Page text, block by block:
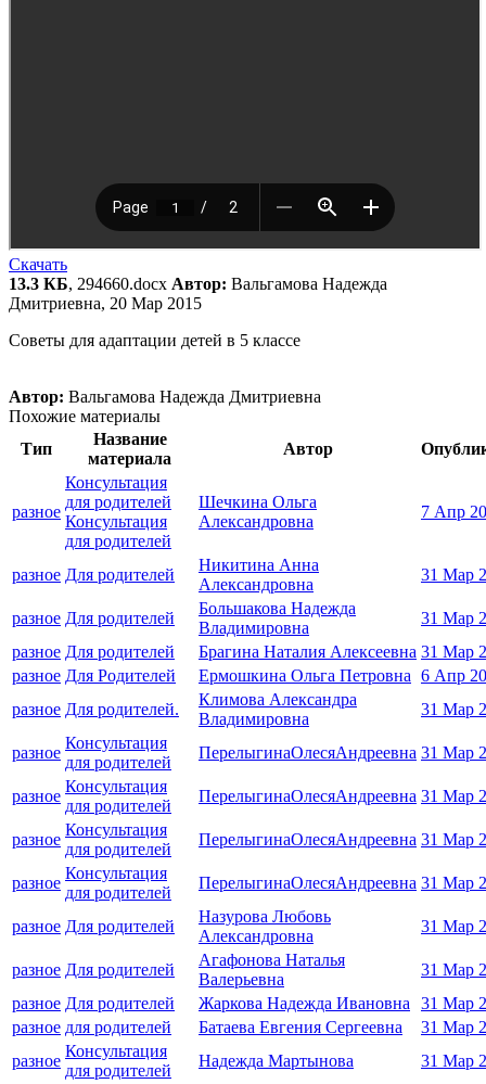
Скачать
13.3 КБ, 294660.docx Автор: Вальгамова Надежда
Дмитриевна, 20 Мар 2015
Советы для адаптации детей в 5 классе
Автор: Вальгамова Надежда Дмитриевна
Похожие материалы
Тип
Название
материала
Автор
разное
Консультация
для родителей
Консультация
для родителей
Шечкина Ольга
Александровна
7 Апр
разное Для родителей
Никитина Анна
Александровна
31 Мар
разное Для родителей
Большакова Надежда
Владимировна
31 Мар
разное Для родителей Брагина Наталия Алексеевна 31 Мар
разное Для Родителей Ермошкина Ольга Петровна 6 Апр
разное Для родителей.
Климова Александра
Владимировна
31 Мар
разное
Консультация
для родителей
ПерелыгинаОлесяАндреевна 31 Мар
разное
Консультация
для родителей
ПерелыгинаОлесяАндреевна 31 Мар
разное
Консультация
для родителей
ПерелыгинаОлесяАндреевна 31 Мар
разное
Консультация
для родителей
ПерелыгинаОлесяАндреевна 31 Мар
разное Для родителей
Назурова Любовь
Александровна
31 Мар
разное Для родителей
Агафонова Наталья
Валерьевна
31 Мар
разное Для родителей Жаркова Надежда Ивановна
31 Мар
разное для родителей Батаева Евгения Сергеевна
31 Мар
разное
Консультация
для родителей
Надежда Мартынова 31 Мар